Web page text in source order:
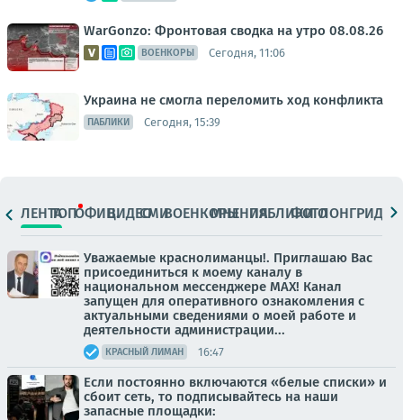
WarGonzo: Фронтовая сводка на утро 08.08.26
ВОЕНКОРЫ Сегодня, 11:06
Украина не смогла переломить ход конфликта
ПАБЛИКИ Сегодня, 15:39
ЛЕНТАТОПОФИЦ.ВИДЕОСМИВОЕНКОРЫМНЕНИЯПАБЛИКИ
ФОТОЛОНГРИДЫ
Уважаемые краснолиманцы!. Приглашаю Вас
присоединиться к моему каналу в
национальном мессенджере MAX! Канал
запущен для оперативного ознакомления с
актуальными сведениями о моей работе и
деятельности администрации...
КРАСНЫЙ ЛИМАН 16:47
Если постоянно включаются «белые списки» и
сбоит сеть, то подписывайтесь на наши
запасные площадки: